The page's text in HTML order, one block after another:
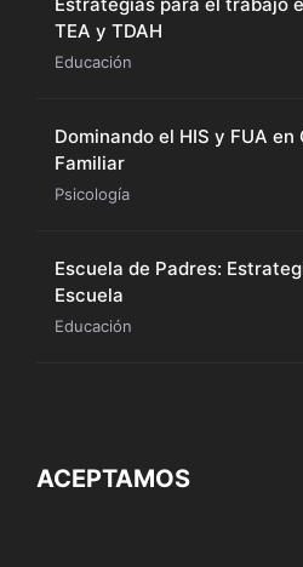
TEA y TDAH
Educación
Dominando el HIS y FUA
Familiar
Psicología
Escuela de Padres:
Escuela
Educación
ACEPTAMOS